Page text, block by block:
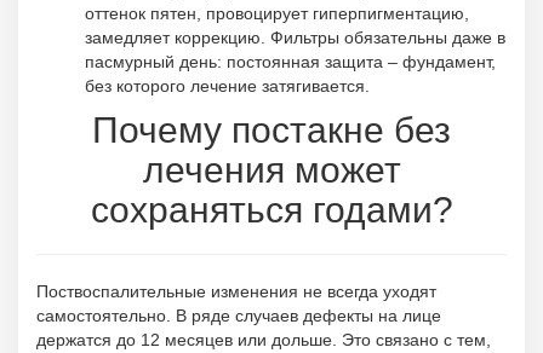
оттенок пятен, провоцирует гиперпигментацию,
замедляет коррекцию. Фильтры обязательны даже в
пасмурный день: постоянная защита – фундамент,
без которого лечение затягивается.
Почему постакне без
лечения может
сохраняться годами?
Поствоспалительные изменения не всегда уходят
самостоятельно. В ряде случаев дефекты на лице
держатся до 12 месяцев или дольше. Это связано с тем,